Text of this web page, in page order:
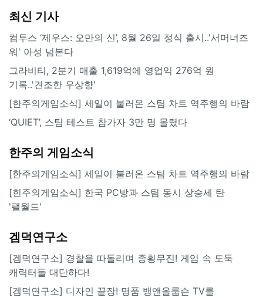
최신 기사
컴투스 ‘제우스: 오만의 신’, 8월 26일 정식 출시..'서머너즈
워' 아성 넘본다
그라비티, 2분기 매출 1,619억에 영업익 276억 원
기록..'견조한 우상향'
[한주의게임소식] 세일이 불러온 스팀 차트 역주행의 바람
‘QUIET’, 스팀 테스트 참가자 3만 명 몰렸다
한주의 게임소식
[한주의게임소식] 세일이 불러온 스팀 차트 역주행의 바람
[힌주의게임소식] 한국 PC방과 스팀 동시 상승세 탄
'팰월드'
겜덕연구소
[겜덕연구소] 경찰을 따돌리며 종횡무진! 게임 속 도둑
캐릭터들 대단하다!
[겜덕연구소] 디자인 끝장! 명품 뱅앤올룹슨 TV를